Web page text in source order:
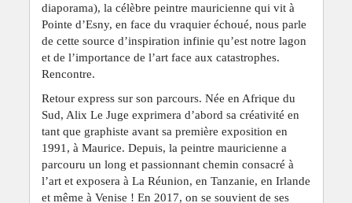
diaporama), la célèbre peintre mauricienne qui vit à
Pointe d’Esny, en face du vraquier échoué, nous parle
de cette source d’inspiration infinie qu’est notre lagon
et de l’importance de l’art face aux catastrophes.
Rencontre.
Retour express sur son parcours. Née en Afrique du
Sud, Alix Le Juge exprimera d’abord sa créativité en
tant que graphiste avant sa première exposition en
1991, à Maurice. Depuis, la peintre mauricienne a
parcouru un long et passionnant chemin consacré à
l’art et exposera à La Réunion, en Tanzanie, en Irlande
et même à Venise ! En 2017, on se souvient de ses